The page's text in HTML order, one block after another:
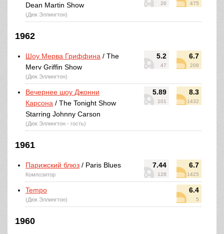
26 475
Dean Martin Show
(Дюк Эллингтон)
1962
5.2
47
6.7
208
Шоу Мерва Гриффина / The
Merv Griffin Show
(Дюк Эллингтон)
5.89
101
8.3
1432
Вечернее шоу Джонни
Карсона / The Tonight Show
Starring Johnny Carson
(Дюк Эллингтон - гость)
1961
7.44
128
6.7
1425
Парижский блюз / Paris Blues
Композитор
6.4
5
Tempo
(Дюк Эллингтон)
1960